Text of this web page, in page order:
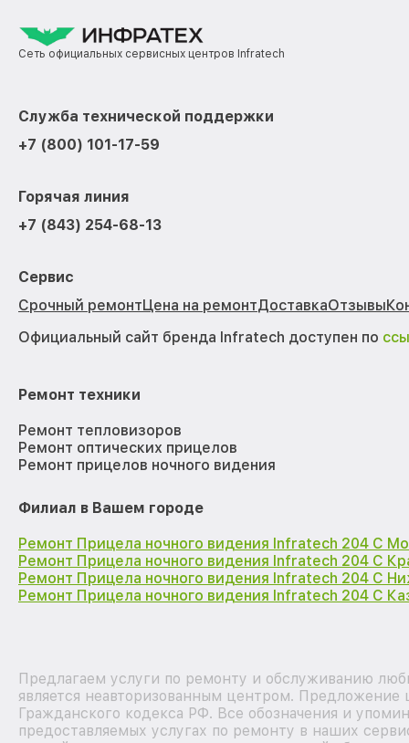
Сеть официальных сервисных центров Infratech
Служба технической поддержки
+7 (800) 101-17-59
Горячая линия
+7 (843) 254-68-13
Сервис
Срочный ремонтЦена на ремонтДоставкаОтзывы
Официальный сайт бренда Infratech доступен по
Ремонт техники
Ремонт тепловизоров
Ремонт оптических прицелов
Ремонт прицелов ночного видения
Филиал в Вашем городе
Ремонт Прицела ночного видения Infratech 204 С
Ремонт Прицела ночного видения Infratech 204 С
Ремонт Прицела ночного видения Infratech 204 С
Ремонт Прицела ночного видения Infratech 204 С
Предлагаем услуги по ремонту и обслуживанию
является неавторизованным центром.
Гражданского кодекса РФ. Все обозначения и
предоставляемых услугах по ремонту в наших